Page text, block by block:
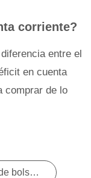
corriente?
entre el
en cuenta
comprar de lo
¿Qué sucede si el corredor de bolsa cierra?